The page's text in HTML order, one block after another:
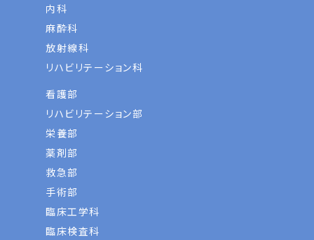
内科
麻酔科
放射線科
リハビリテーション科
看護部
リハビリテーション部
栄養部
薬剤部
救急部
手術部
臨床工学科
臨床検査科